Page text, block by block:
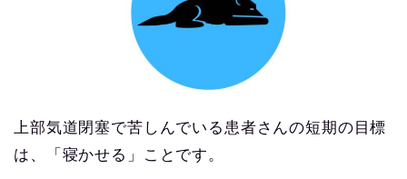
上部気道閉塞で苦しんでいる患者さんの短期の目標
は、「寝かせる」ことです。